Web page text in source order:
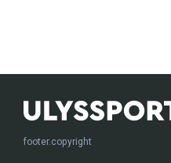
footer.copyright